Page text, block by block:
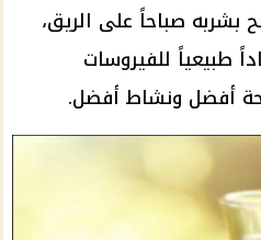
بشربه صباحاً على الريق،
طبيعياً للفيروسات
أفضل ونشاط أفضل.